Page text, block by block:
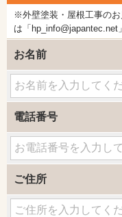
※外壁塗装・屋根工事の
は「hp_info@japantec.net
お名前
電話番号
ご住所